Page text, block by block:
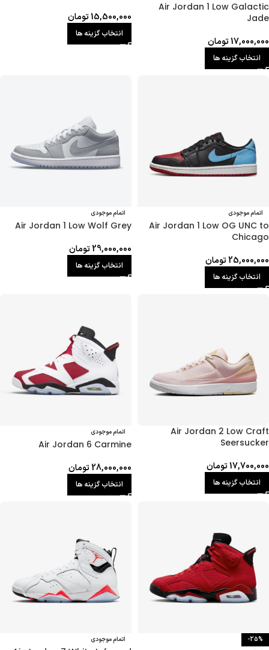
Air Jordan 1 Low Galactic
Jade
17,000,000تومان
انتخاب گزینه ها
15,500,000تومان
انتخاب گزینه ها
اتمام موجودی
Air Jordan 1 Low OG UNC to
Chicago
25,000,000تومان
انتخاب گزینه ها
اتمام موجودی
Air Jordan 1 Low Wolf Grey
29,000,000تومان
انتخاب گزینه ها
Air Jordan 2 Low Craft
Seersucker
17,700,000تومان
انتخاب گزینه ها
اتمام موجودی
Air Jordan 6 Carmine
28,000,000تومان
انتخاب گزینه ها
-25%
اتمام موجودی